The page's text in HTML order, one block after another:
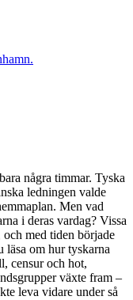
några timmar. Tyska
ledningen valde
Men vad
i deras vardag? Vissa
och med tiden började
läsa om hur tyskarna
censur och hot,
växte fram –
leva vidare under så